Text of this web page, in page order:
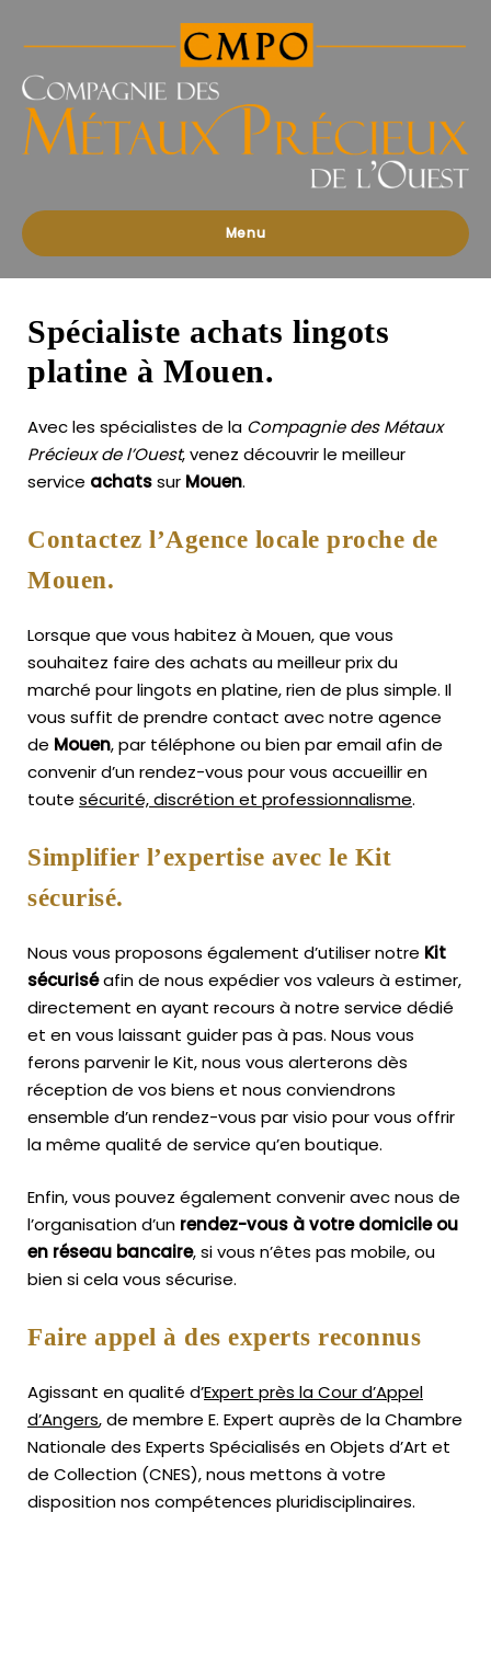
des
Précieux
l'Ouest
Menu
Spécialiste achats lingots
platine à Mouen.
Avec les spécialistes de la Compagnie des Métaux
Précieux de l’Ouest, venez découvrir le meilleur
service achatssur Mouen.
Contactez l’Agence locale proche de
Mouen.
Lorsque que vous habitez à Mouen, que vous
souhaitez faire des achats au meilleur prix du
marché pour lingots en platine, rien de plus simple. Il
vous suffit de prendre contact avec notre agence
de Mouen, par téléphone ou bien par email afin de
convenir d’un rendez-vous pour vous accueillir en
toute sécurité, discrétion et professionnalisme.
Simplifier l’expertise avec le Kit
sécurisé.
Nous vous proposons également d’utiliser notre Kit
sécuriséafin de nous expédier vos valeurs à estimer,
directement en ayant recours à notre service dédié
et en vous laissant guider pas à pas. Nous vous
ferons parvenir le Kit, nous vous alerterons dès
réception de vos biens et nous conviendrons
ensemble d’un rendez-vous par visio pour vous offrir
la même qualité de service qu’en boutique.
Enfin, vous pouvez également convenir avec nous de
l’organisation d’un rendez-vous à votre domicile ou
en réseau bancaire, si vous n’êtes pas mobile, ou
bien si cela vous sécurise.
Faire appel à des experts reconnus
Agissant en qualité d’Expert près la Cour d’Appel
d’Angers, de membre E. Expert auprès de laChambre
Nationale des Experts Spécialisés en Objets d’Art et
de Collection (CNES),nous mettons à votre
disposition nos compétences pluridisciplinaires.